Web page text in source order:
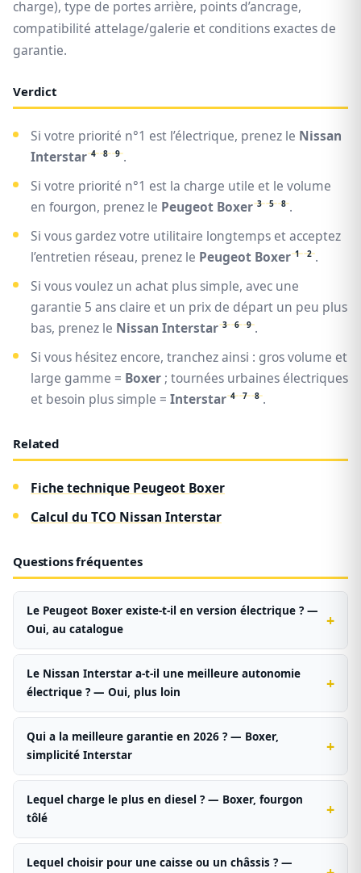
charge), type de portes arrière, points d’ancrage,
compatibilité attelage/galerie et conditions exactes de
garantie.
Verdict
Si votre priorité n°1 est l’électrique, prenez le Nissan
Interstar 4 8 9 .
Si votre priorité n°1 est la charge utile et le volume
en fourgon, prenez le Peugeot Boxer 3 5 8 .
Si vous gardez votre utilitaire longtemps et acceptez
l’entretien réseau, prenez le Peugeot Boxer 1 2 .
Si vous voulez un achat plus simple, avec une
garantie 5 ans claire et un prix de départ un peu plus
bas, prenez le Nissan Interstar 3 6 9 .
Si vous hésitez encore, tranchez ainsi : gros volume et
large gamme = Boxer; tournées urbaines électriques
et besoin plus simple = Interstar 4 7 8 .
Related
Fiche technique Peugeot Boxer
Calcul du TCO Nissan Interstar
Questions fréquentes
Le Peugeot Boxer existe-t-il en version électrique ? —
Oui, au catalogue
Le Nissan Interstar a-t-il une meilleure autonomie
électrique ? — Oui, plus loin
Qui a la meilleure garantie en 2026 ? — Boxer,
simplicité Interstar
Lequel charge le plus en diesel ? — Boxer, fourgon
tôlé
Lequel choisir pour une caisse ou un châssis ? —